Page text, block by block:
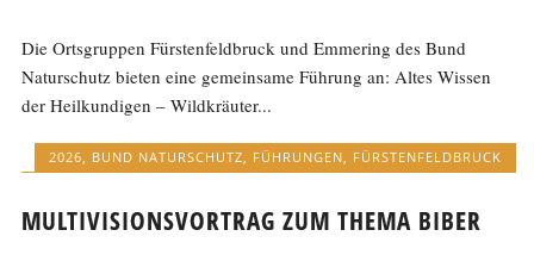
Die Ortsgruppen Fürstenfeldbruck und Emmering des Bund
Naturschutz bieten eine gemeinsame Führung an: Altes Wissen
der Heilkundigen – Wildkräuter...
2026, BUND NATURSCHUTZ, FÜHRUNGEN, FÜRSTENFELDBRUCK
MULTIVISIONSVORTRAG ZUM THEMA BIBER